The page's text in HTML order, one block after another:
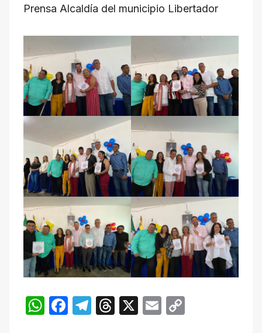
Prensa Alcaldía del municipio Libertador
W F
T
T
X
E